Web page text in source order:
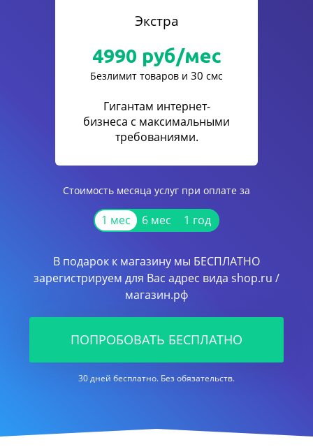
Экстра
4990 руб/мес
Безлимит товаров и 30 смс
Гигантам интернет-
бизнеса с максимальными
требованиями.
Стоимость месяца услуг при оплате за
1 мес 6 мес 1 год
В подарок к магазину мы БЕСПЛАТНО
зарегистрируем для Вас адрес вида shop.ru /
магазин.рф
ПОПРОБОВАТЬ БЕСПЛАТНО
30 дней бесплатно. Без обязательств.